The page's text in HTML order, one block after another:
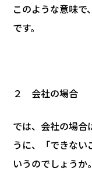
このような意味で
です。
２ 会社の場合
では、会社の場合
うに、「できない
いうのでしょうか。